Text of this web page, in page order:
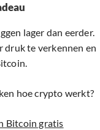
lager dan eerder.
druk te verkennen en
hoe crypto werkt?
Bitcoin gratis